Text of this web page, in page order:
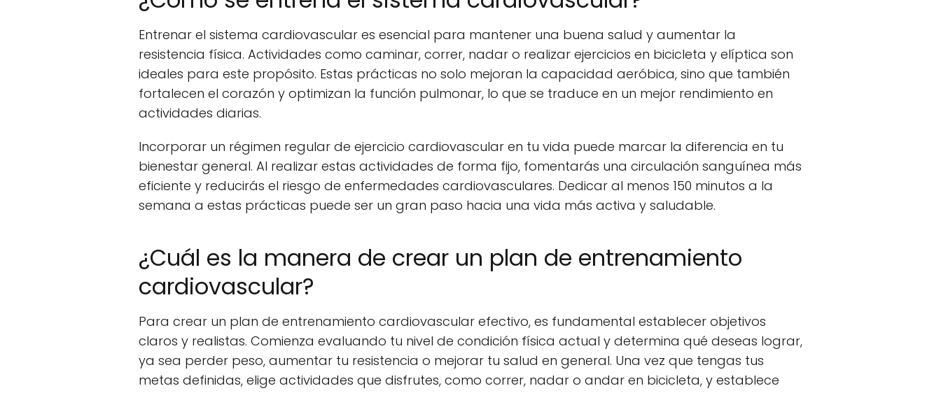
Entrenar el sistema cardiovascular es esencial para mantener una buena salud y aumentar la
resistencia física. Actividades como caminar, correr, nadar o realizar ejercicios en bicicleta y elíptica son
ideales para este propósito. Estas prácticas no solo mejoran la capacidad aeróbica, sino que también
fortalecen el corazón y optimizan la función pulmonar, lo que se traduce en un mejor rendimiento en
actividades diarias.
Incorporar un régimen regular de ejercicio cardiovascular en tu vida puede marcar la diferencia en tu
bienestar general. Al realizar estas actividades de forma fijo, fomentarás una circulación sanguínea más
eficiente y reducirás el riesgo de enfermedades cardiovasculares. Dedicar al menos 150 minutos a la
semana a estas prácticas puede ser un gran paso hacia una vida más activa y saludable.
¿Cuál es la manera de crear un plan de entrenamiento
cardiovascular?
Para crear un plan de entrenamiento cardiovascular efectivo, es fundamental establecer objetivos
claros y realistas. Comienza evaluando tu nivel de condición física actual y determina qué deseas lograr,
ya sea perder peso, aumentar tu resistencia o mejorar tu salud en general. Una vez que tengas tus
metas definidas, elige actividades que disfrutes, como correr, nadar o andar en bicicleta, y establece